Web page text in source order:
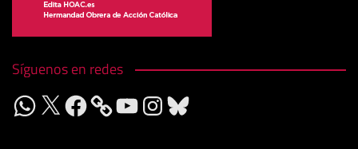
Síguenos en redes
WhatsApp
X Facebook YouTubeInstagram
Bluesky